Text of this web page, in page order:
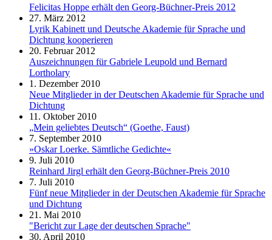
Felicitas Hoppe erhält den Georg-Büchner-Preis 2012
27. März 2012
Lyrik Kabinett und Deutsche Akademie für Sprache und
Dichtung kooperieren
20. Februar 2012
Auszeichnungen für Gabriele Leupold und Bernard
Lortholary
1. Dezember 2010
Neue Mitglieder in der Deutschen Akademie für Sprache und
Dichtung
11. Oktober 2010
„Mein geliebtes Deutsch“ (Goethe, Faust)
7. September 2010
»Oskar Loerke. Sämtliche Gedichte«
9. Juli 2010
Reinhard Jirgl erhält den Georg-Büchner-Preis 2010
7. Juli 2010
Fünf neue Mitglieder in der Deutschen Akademie für Sprache
und Dichtung
21. Mai 2010
"Bericht zur Lage der deutschen Sprache"
30. April 2010